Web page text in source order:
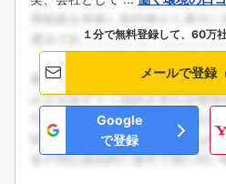
１分で無料登録して、60万
メールで登録
Google
で登録